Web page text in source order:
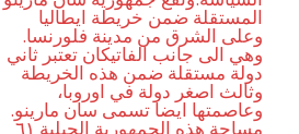
المستقلة ضمن خريطة ايطاليا
وعلى الشرق من مدينة فلورنسا.
وهي الى جانب الفاتيكان تعتبر ثاني
دولة مستقلة ضمن هذه الخريطة
وثالث اصغر دولة في اوروبا،
وعاصمتها ايضا تسمى سان مارينو.
مساحة هذه الجمهورية الجبلية ٦١